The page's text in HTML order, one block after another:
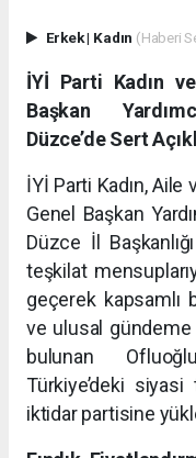
Erkek| Kadın (Haberi
İYİ Parti Kadın
Başkan
Düzce’de Sert
İYİ Parti Kadın,
Genel Başkan
Düzce İl
teşkilat
geçerek kapsamlı
ve ulusal
bulunan
Türkiye’deki
iktidar partisine